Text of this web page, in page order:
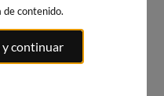
DE CANGAS
de contenido.
y continuar